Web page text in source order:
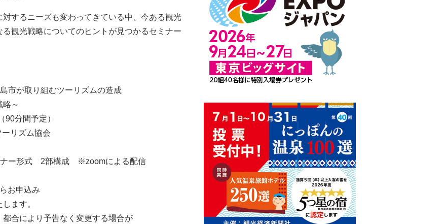
するニーズも変わってきている中、今ある観光
観光戦略についてのヒントが見つかるセミナー
市が取り組むツーリズムの造成
略～
分間予定）
リズム協会
ナー形式 2部構成 ※zoomによる配信
お申込み
ます。
合により予告なく変更する場合が